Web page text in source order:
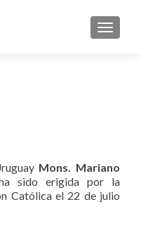
Mons. Mariano
sido erigida por la
Católica el 22 de julio